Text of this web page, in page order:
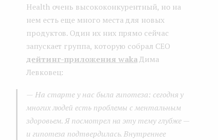
Health очень высококонкурентный, но на
нем есть еще много места для новых
продуктов. Один их них прямо сейчас
запускает группа, которую собрал CEO
дейтинг-приложения wakaДима
Левковец:
— На старте у нас была гипотеза: сегодня у
многих людей есть проблемы с ментальным
здоровьем. Я посмотрел на эту тему глубже —
и гипотеза подтвердилась. Внутреннее